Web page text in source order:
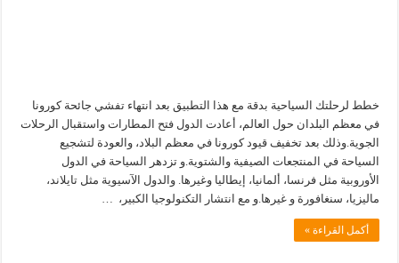
خطط لرحلتك السياحية بدقة مع هذا التطبيق بعد انتهاء تفشي جائحة كورونا
في معظم البلدان حول العالم، أعادت الدول فتح المطارات واستقبال الرحلات
الجوية.وذلك بعد تخفيف قيود كورونا في معظم البلاد، والعودة لتشجيع
السياحة في المنتجعات الصيفية والشتوية.و تزدهر السياحة في الدول
الأوروبية مثل فرنسا، ألمانيا، إيطاليا وغيرها. والدول الآسيوية مثل تايلاند،
ماليزيا، سنغافورة و غيرها.و مع انتشار التكنولوجيا الكبير، …
أكمل القراءة »